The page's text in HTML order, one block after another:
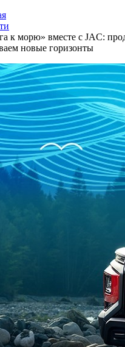
к морю» вместе с JAC:
новые горизонты